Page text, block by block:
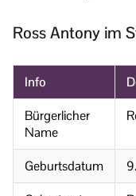
Ross Antony im
Info
Bürgerlicher
Name
Geburtsdatum